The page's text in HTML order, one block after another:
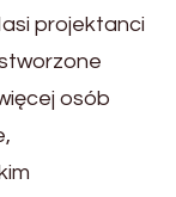
projektanci
osób